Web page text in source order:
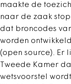
maakte de
naar de zaak
dat broncodes
worden
(open source). Er
Tweede Kamer
wetsvoorstel